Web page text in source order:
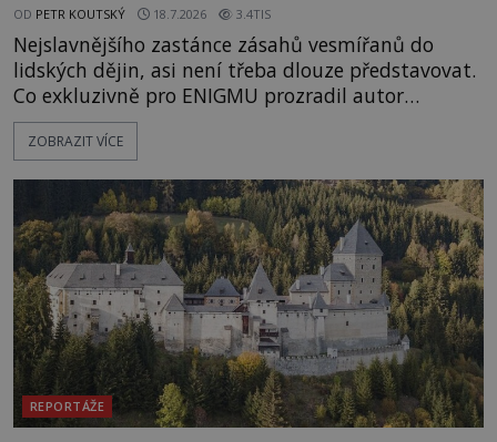
OD PETR KOUTSKÝ 18.7.2026 3.4TIS
Nejslavnějšího zastánce zásahů vesmířanů do
lidských dějin, asi není třeba dlouze představovat.
Co exkluzivně pro ENIGMU prozradil autor
Vzpomínek na budoucnost, švýcarský badatel
Erich von Däniken? Orbitální stanice Viking 1
je umělá družice od povrchu Marsu vzdálena asi
1873 kilometrů, nachá
ZOBRAZIT VÍCE
REPORTÁŽE